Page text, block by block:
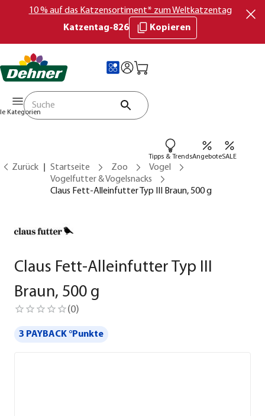
10 % auf das Katzensortiment* zum Weltkatzentag
Katzentag-826
Kopieren
Kategorien
Tipps & TrendsAngeboteSALE
Zurück Startseite Zoo
Vogel
Vogelfutter & Vogelsnacks
Claus Fett-Alleinfutter Typ III Braun, 500 g
Claus Fett-Alleinfutter Typ III
Braun, 500 g
(0)
3 PAYBACK °Punkte